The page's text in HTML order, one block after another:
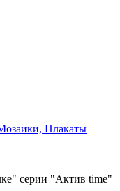
Плакаты
серии "Aктив time"